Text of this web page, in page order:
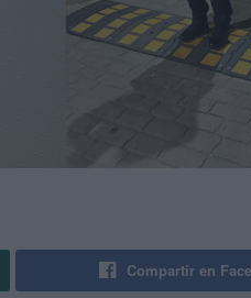
Compartir en